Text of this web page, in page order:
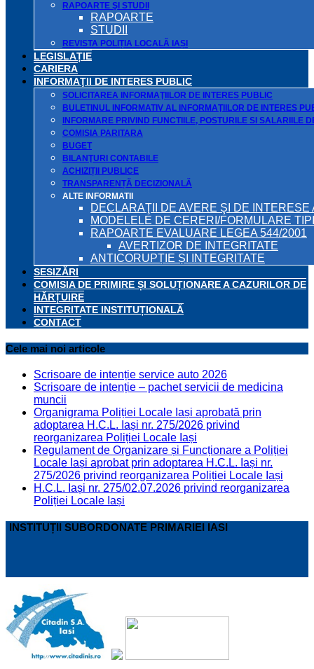
RAPOARTE ŞI STUDII
RAPOARTE
STUDII
REVISTA POLIȚIA LOCALĂ IAȘI
LEGISLAȚIE
CARIERA
INFORMAŢII DE INTERES PUBLIC
SOLICITAREA INFORMAŢIILOR DE INTERES PUBLIC
BULETINUL INFORMATIV AL INFORMAŢIILOR DE INTERES
INFORMARE PRIVIND FUNCTIILE, POSTURILE SI
COMISIA PARITARA
BUGET
BILANŢURI CONTABILE
ACHIZIȚII PUBLICE
TRANSPARENȚĂ DECIZIONALĂ
ALTE INFORMATII
DECLARAŢII DE AVERE ŞI DE
MODELELE DE CERERI/FORMULARE
RAPOARTE EVALUARE LEGEA 544/2001
AVERTIZOR DE INTEGRITATE
ANTICORUPȚIE ȘI INTEGRITATE
SESIZĂRI
COMISIA DE PRIMIRE ȘI SOLUȚIONARE A CAZURILOR DE
HĂRȚUIRE
INTEGRITATE INSTITUȚIONALĂ
CONTACT
Cele mai noi articole
Scrisoare de intenție service auto 2026
Scrisoare de intenție – pachet servicii de medicina
muncii
Organigrama Poliției Locale Iași aprobată prin
adoptarea H.C.L. Iași nr. 275/2026 privind
reorganizarea Poliției Locale Iași
Regulament de Organizare și Funcționare a Poliției
Locale Iași aprobat prin adoptarea H.C.L. Iași nr.
275/2026 privind reorganizarea Poliției Locale Iași
H.C.L. Iași nr. 275/02.07.2026 privind reorganizarea
Poliției Locale Iași
INSTITUȚII SUBORDONATE PRIMARIEI IASI